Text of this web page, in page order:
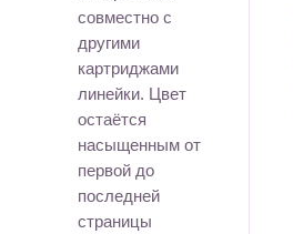
совместно с
другими
картриджами
линейки. Цвет
остаётся
насыщенным от
первой до
последней
страницы